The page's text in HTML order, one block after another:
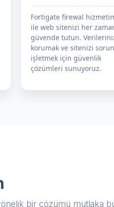
Fortigate firewal
ile web sitenizi her
güvende tutun.
korumak ve sitenizi
işletmek için güvenlik
çözümleri sunuyoruz.
bir çözümü mutlaka